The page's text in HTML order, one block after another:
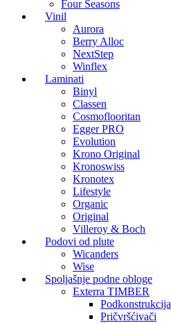
Four Seasons
Vinil
Aurora
Berry Alloc
NextStep
Winflex
Laminati
Binyl
Classen
Cosmoflooritan
Egger PRO
Evolution
Krono Original
Kronoswiss
Kronotex
Lifestyle
Organic
Original
Villeroy & Boch
Podovi od plute
Wicanders
Wise
Spoljašnje podne obloge
Exterra TIMBER
Podkonstrukcija
Pričvršćivači